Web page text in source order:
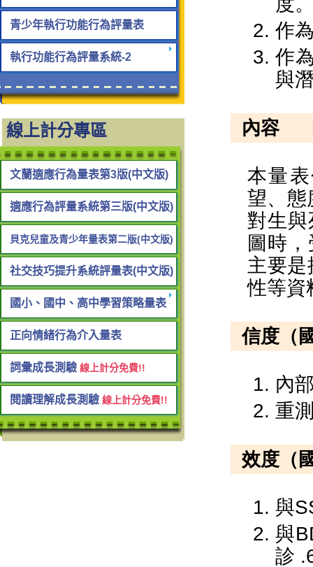
青少年執行功能行為評量表
執行功能行為評量系統-2
線上計分專區
文蘭適應行為量表第3版(中文版)
適應行為評量系統第三版(中文版)
貝克兒童及青少年量表第二版(中文版)
社交技巧提升系統評量表(中文版)
國小、國中、高中學習策略量表
正向情緒行為介入量表
詞彙成長測驗 線上計分免費!!
閱讀理解成長測驗 線上計分免費!!